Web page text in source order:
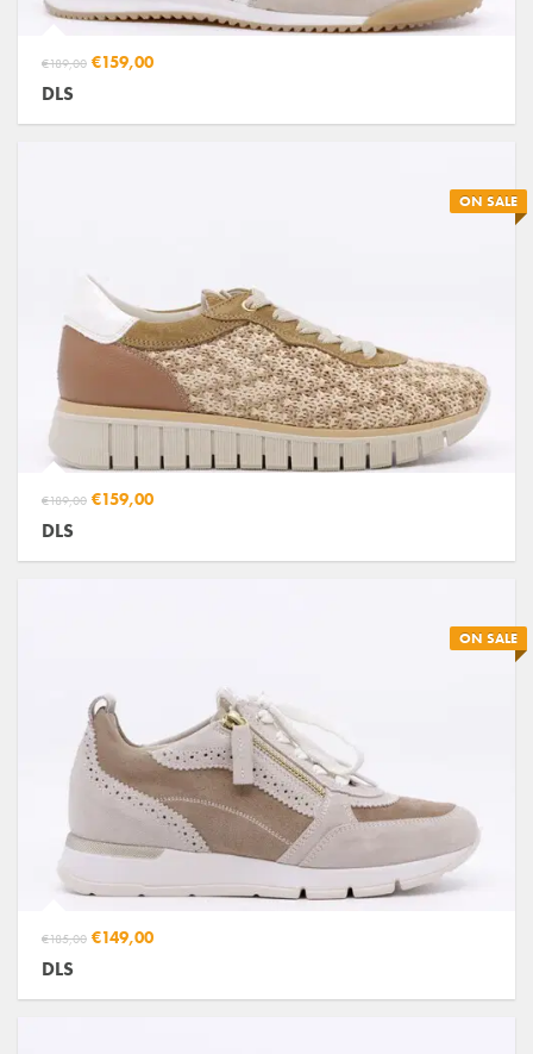
€189,00 €159,00
DLS
ON SALE
€189,00 €159,00
DLS
ON SALE
€185,00 €149,00
DLS